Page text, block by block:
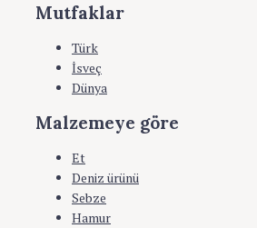
Mutfaklar
Türk
İsveç
Dünya
Malzemeye göre
Et
Deniz ürünü
Sebze
Hamur